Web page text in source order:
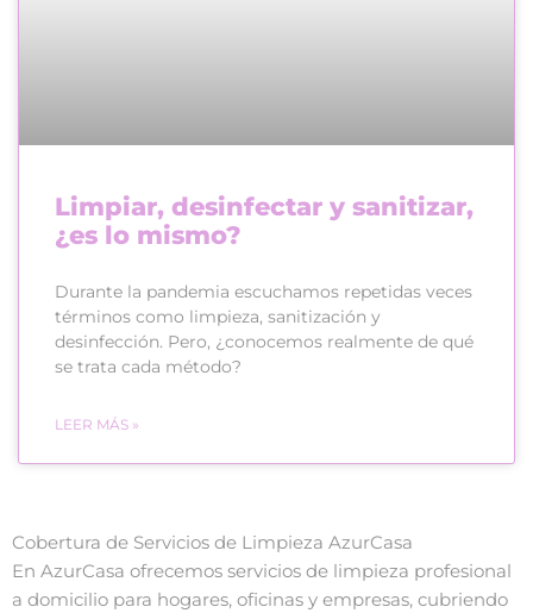
Limpiar, desinfectar y sanitizar,
¿es lo mismo?
Durante la pandemia escuchamos repetidas veces
términos como limpieza, sanitización y
desinfección. Pero, ¿conocemos realmente de qué
se trata cada método?
LEER MÁS »
Cobertura de Servicios de Limpieza AzurCasa
En AzurCasa ofrecemos servicios de limpieza profesional
a domicilio para hogares, oficinas y empresas, cubriendo